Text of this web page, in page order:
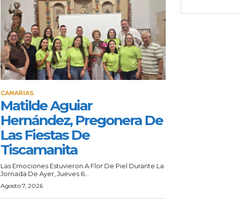
CANARIAS
Matilde Aguiar
Hernández, Pregonera De
Las Fiestas De
Tiscamanita
Las Emociones Estuvieron A Flor De Piel Durante La
Jornada De Ayer, Jueves 6...
Agosto 7, 2026